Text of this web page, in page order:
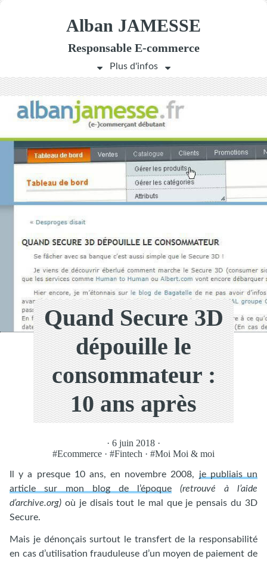
Alban JAMESSE
Responsable E-commerce
Quand Secure 3D
dépouille le
consommateur :
10 ans après
· 6 juin 2018 ·
#Ecommerce · #Fintech · #Moi Moi & moi
Il y a presque 10 ans, en novembre 2008, je publiais un
article sur mon blog de l’époque
(retrouvé à l’aide
d’archive.org) où je disais tout le mal que je pensais du 3D
Secure.
Mais je dénonçais surtout le transfert de la responsabilité
en cas d’utilisation frauduleuse d’un moyen de paiement de